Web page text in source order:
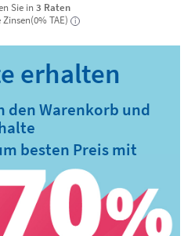
Sie in3 Raten
TAE)
i
den Warenkorb und
besten Preis mit